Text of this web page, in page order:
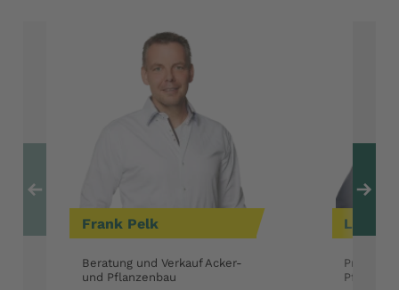
Frank Pelk
Beratung und Verkauf Acker-
und Pflanzenbau
Ludwig
Zum vorherigen